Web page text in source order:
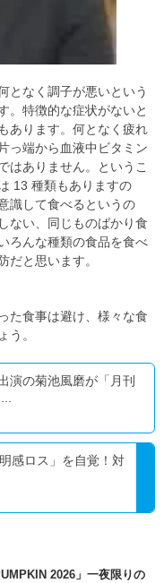
となく調子が悪いという
。特徴的な症状がないと
あります。何となく疲れ
っ端から血液中ビタミン
はありません。というこ
13 種類もありますの
識して食べるというの
ない、同じものばかり食
ろんな種類の食品を食べ
だと思います。
た食事は避け、様々な食
う。
演の菊池風磨が「月刊
感ロス」を自覚！対
2026」一夜限りの